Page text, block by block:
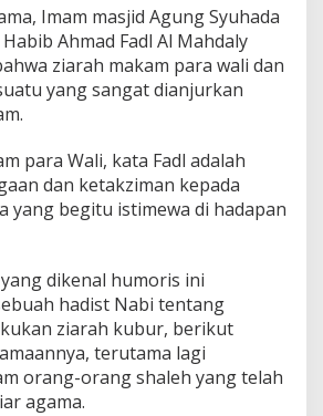
Imam masjid Agung Syuhada
Ahmad Fadl Al Mahdaly
ziarah makam para wali dan
yang sangat dianjurkan
para Wali, kata Fadl adalah
dan ketakziman kepada
yang begitu istimewa di hadapan
dikenal humoris ini
hadist Nabi tentang
ziarah kubur, berikut
terutama lagi
orang-orang shaleh yang telah
agama.